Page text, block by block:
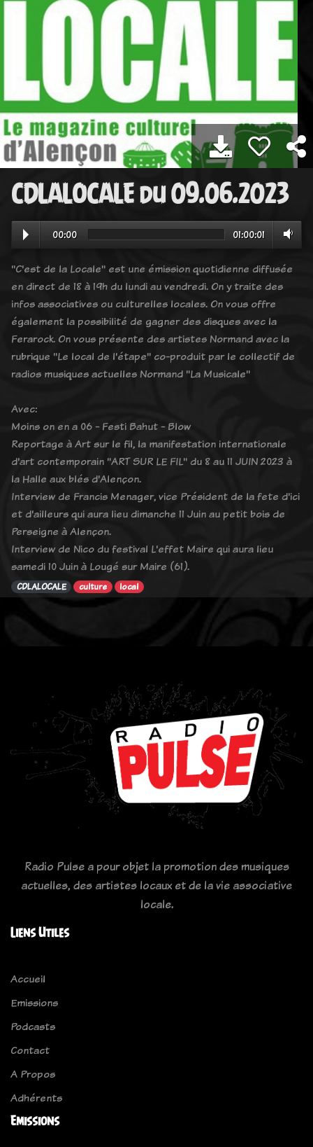
CDLALOCALE du 09.06.2023
00:00 01:00:01
"C'est de la Locale" est une émission quotidienne diffusée
en direct de 18 à 19h du lundi au vendredi. On y traite des
infos associatives ou culturelles locales. On vous offre
également la possibilité de gagner des disques avec la
Ferarock. On vous présente des artistes Normand avec la
rubrique "Le local de l'étape" co-produit par le collectif de
radios musiques actuelles Normand "La Musicale"
Avec:
Moins on en a 06 - Festi Bahut - Blow
Reportage à Art sur le fil, la manifestation internationale
d'art contemporain "ART SUR LE FIL" du 8 au 11 JUIN 2023 à
la Halle aux blés d'Alençon.
Interview de Francis Menager, vice Président de la fete d'ici
et d'ailleurs qui aura lieu dimanche 11 Juin au petit bois de
Perseigne à Alençon.
Interview de Nico du festival L'effet Maire qui aura lieu
samedi 10 Juin à Lougé sur Maire (61).
CDLALOCALE culture local
Radio Pulse a pour objet la promotion des musiques
actuelles, des artistes locaux et de la vie associative
locale.
Liens Utiles
Accueil
Emissions
Podcasts
Contact
A Propos
Adhérents
Emissions